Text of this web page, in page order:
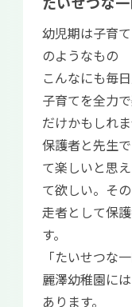
幼児期は子育
のようなもの
こんなにも毎
子育てを全力
だけかもしれ
保護者と先生
て楽しいと思
て欲しい。そ
走者として保
す。
「たいせつな
麗澤幼稚園に
あります。